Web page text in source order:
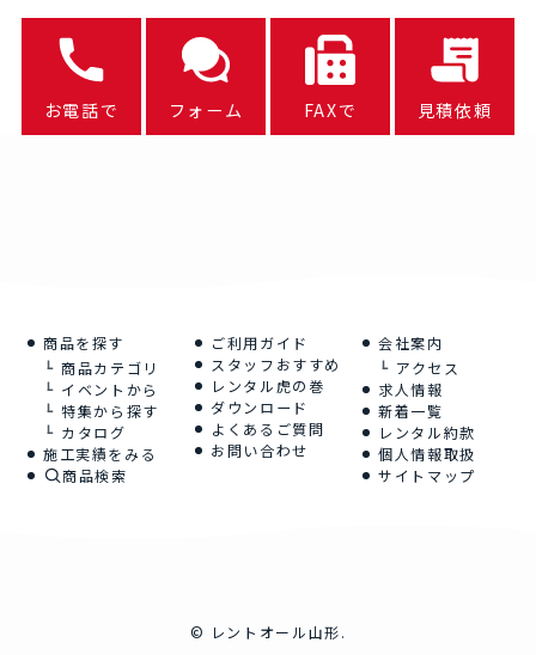
お電話で フォーム FAXで 見積依頼
商品を探す
商品カテゴリ
イベントから
特集から探す
カタログ
施工実績をみる
商品検索
ご利用ガイド
スタッフおすすめ
レンタル虎の巻
ダウンロード
よくあるご質問
お問い合わせ
会社案内
アクセス
求人情報
新着一覧
レンタル約款
個人情報取扱
サイトマップ
© レントオール山形.